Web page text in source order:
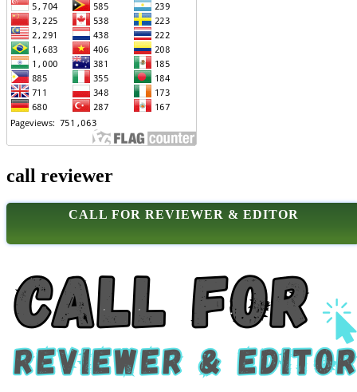
call reviewer
CALL FOR REVIEWER & EDITOR